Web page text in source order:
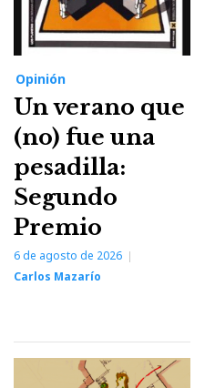
Opinión
Un verano que
(no) fue una
pesadilla:
Segundo
Premio
6 de agosto de 2026
Carlos Mazarío